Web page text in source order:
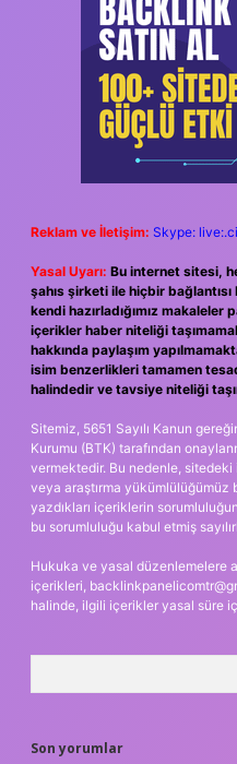
Reklam ve İletişim: Skype:
Yasal Uyarı: Bu internet sitesi,
şahıs şirketi ile hiçbir
kendi hazırladığımız makaleler
içerikler haber niteliği
hakkında paylaşım
isim benzerlikleri tamamen
halindedir ve tavsiye niteliği
Sitemiz, 5651 Sayılı Kanun
Kurumu (BTK) tarafından
vermektedir. Bu nedenle,
veya araştırma yükümlülüğümüz
yazdıkları içeriklerin
bu sorumluluğu kabul etmiş
Hukuka ve yasal düzenlemelere
içerikleri,
halinde, ilgili içerikler yasal süre
Son yorumlar